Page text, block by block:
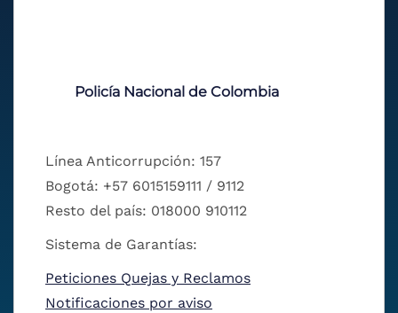
Policía Nacional de Colombia
Línea Anticorrupción: 157
Bogotá: +57 6015159111 / 9112
Resto del país: 018000 910112
Sistema de Garantías:
Peticiones Quejas y Reclamos
Notificaciones por aviso